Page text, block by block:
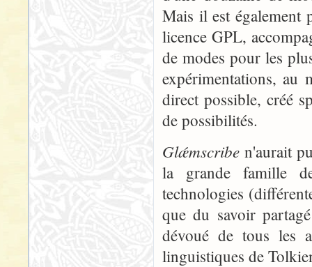
Mais il est également
licence GPL,
de modes pour les
expérimentations, au
direct possible, créé
de possibilités.
Glǽmscribe n'aurait
la grande famille
technologies
que du savoir
dévoué de tous les
linguistiques de